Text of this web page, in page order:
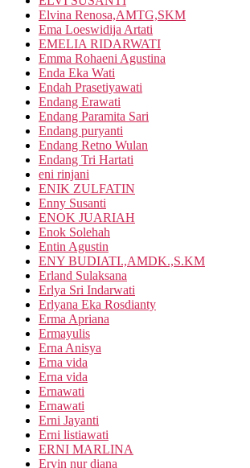
Elvina Renosa,AMTG,SKM
Ema Loeswidija Artati
EMELIA RIDARWATI
Emma Rohaeni Agustina
Enda Eka Wati
Endah Prasetiyawati
Endang Erawati
Endang Paramita Sari
Endang puryanti
Endang Retno Wulan
Endang Tri Hartati
eni rinjani
ENIK ZULFATIN
Enny Susanti
ENOK JUARIAH
Enok Solehah
Entin Agustin
ENY BUDIATI.,AMDK.,S.KM
Erland Sulaksana
Erlya Sri Indarwati
Erlyana Eka Rosdianty
Erma Apriana
Ermayulis
Erna Anisya
Erna vida
Erna vida
Ernawati
Ernawati
Erni Jayanti
Erni listiawati
ERNI MARLINA
Ervin nur diana